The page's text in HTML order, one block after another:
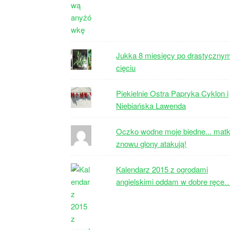
Jukka 8 miesięcy po
cięciu
Piekielnie Ostra Papryka Cyklon i
Niebiańska Lawenda
Oczko wodne moje biedne...
znowu glony atakują!
Kalendarz 2015 z ogrodami
angielskimi oddam w dobre